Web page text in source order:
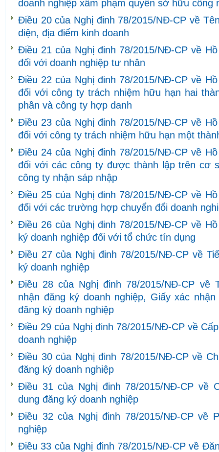
doanh nghiệp xâm phạm quyền sở hữu công
Điều 20 của Nghị đinh 78/2015/NĐ-CP về
diện, địa điểm kinh doanh
Điều 21 của Nghị đinh 78/2015/NĐ-CP về
đối với doanh nghiệp tư nhân
Điều 22 của Nghị đinh 78/2015/NĐ-CP về
đối với công ty trách nhiệm hữu hạn hai
phần và công ty hợp danh
Điều 23 của Nghị đinh 78/2015/NĐ-CP về
đối với công ty trách nhiệm hữu hạn một
Điều 24 của Nghị đinh 78/2015/NĐ-CP về
đối với các công ty được thành lập trên cơ
công ty nhận sáp nhập
Điều 25 của Nghị đinh 78/2015/NĐ-CP về
đối với các trường hợp chuyển đổi doanh
Điều 26 của Nghị đinh 78/2015/NĐ-CP về
ký doanh nghiệp đối với tổ chức tín dụng
Điều 27 của Nghị đinh 78/2015/NĐ-CP về
ký doanh nghiệp
Điều 28 của Nghị đinh 78/2015/NĐ-CP về
nhận đăng ký doanh nghiệp, Giấy xác
đăng ký doanh nghiệp
Điều 29 của Nghị đinh 78/2015/NĐ-CP về
doanh nghiệp
Điều 30 của Nghị đinh 78/2015/NĐ-CP về
đăng ký doanh nghiệp
Điều 31 của Nghị đinh 78/2015/NĐ-CP về
dung đăng ký doanh nghiệp
Điều 32 của Nghị đinh 78/2015/NĐ-CP về
nghiệp
Điều 33 của Nghị đinh 78/2015/NĐ-CP về